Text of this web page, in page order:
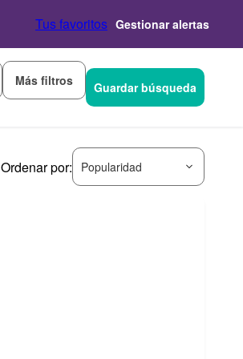
Tus favoritos Gestionar alertas
Más filtros Guardar búsqueda
Ordenar por: Popularidad